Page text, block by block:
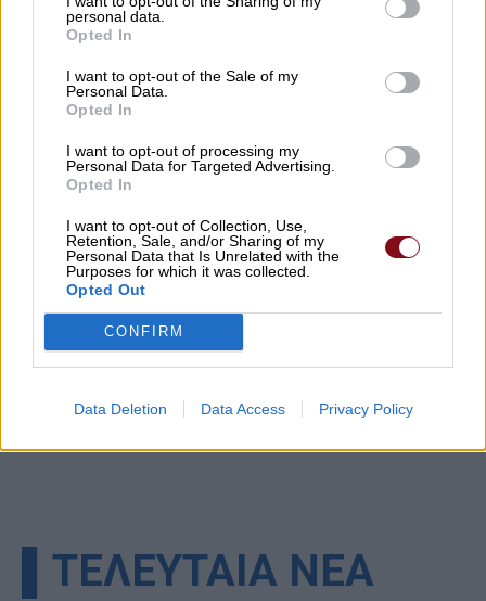
personal data.
Opted In
I want to opt-out of the Sale of my
Personal Data.
Opted In
I want to opt-out of processing my
Personal Data for Targeted Advertising.
Opted In
I want to opt-out of Collection, Use,
Retention, Sale, and/or Sharing of my
Personal Data that Is Unrelated with the
Purposes for which it was collected.
Opted Out
CONFIRM
Data Deletion Data Access Privacy Policy
▌ΤΕΛΕΥΤΑΙΑ ΝΕΑ